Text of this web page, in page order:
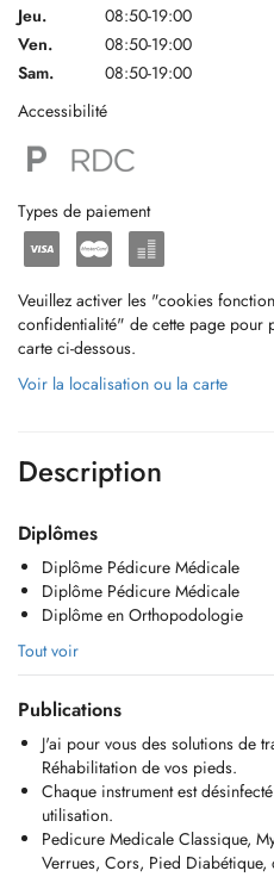
Jeu.
08:50-19:00
Ven.
08:50-19:00
Sam.
08:50-19:00
Accessibilité
Types de paiement
Veuillez activer les "cookies
confidentialité" de cette page pour
carte ci-dessous.
Voir la localisation ou la carte
Description
Diplômes
Diplôme Pédicure Médicale
Diplôme Pédicure Médicale
Diplôme en Orthopodologie
Tout voir
Publications
J'ai pour vous des solutions de
Réhabilitation de vos pieds.
Chaque instrument est
utilisation.
Pedicure Medicale Classique,
Verrues, Cors, Pied Diabétique,